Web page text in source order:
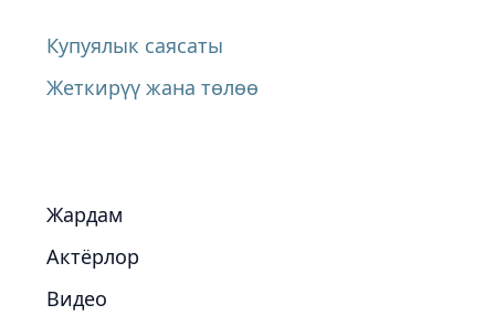
Купуялык саясаты
Жеткирүү жана төлөө
Жардам
Актёрлор
Видео